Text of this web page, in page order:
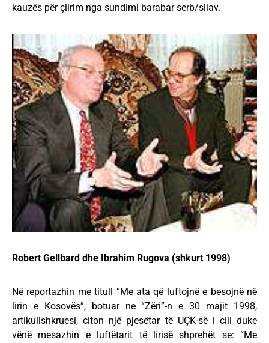
kauzës për çlirim nga sundimi barabar serb/sllav.
Robert Gellbard dhe Ibrahim Rugova (shkurt 1998)
Në reportazhin me titull “Me ata që luftojnë e besojnë në
lirin e Kosovës”, botuar ne “Zëri”-n e 30 majit 1998,
artikullshkruesi, citon një pjesëtar të UÇK-së i cili duke
vënë mesazhin e luftëtarit të lirisë shprehët se: “Me